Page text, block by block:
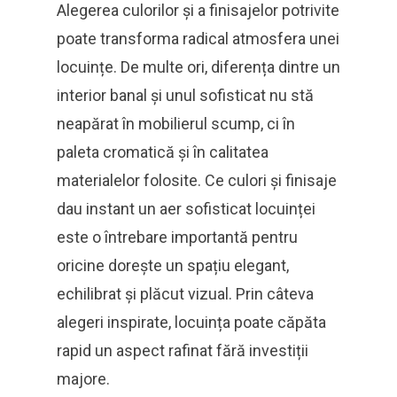
Alegerea culorilor și a finisajelor potrivite
poate transforma radical atmosfera unei
locuințe. De multe ori, diferența dintre un
interior banal și unul sofisticat nu stă
neapărat în mobilierul scump, ci în
paleta cromatică și în calitatea
materialelor folosite. Ce culori și finisaje
dau instant un aer sofisticat locuinței
este o întrebare importantă pentru
oricine dorește un spațiu elegant,
echilibrat și plăcut vizual. Prin câteva
alegeri inspirate, locuința poate căpăta
rapid un aspect rafinat fără investiții
majore.